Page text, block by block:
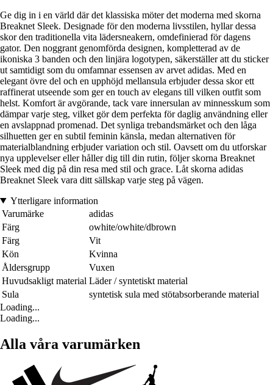
Ge dig in i en värld där det klassiska möter det moderna med skorna
Breaknet Sleek. Designade för den moderna livsstilen, hyllar dessa
skor den traditionella vita lädersneakern, omdefinierad för dagens
gator. Den noggrant genomförda designen, kompletterad av de
ikoniska 3 banden och den linjära logotypen, säkerställer att du sticker
ut samtidigt som du omfamnar essensen av arvet adidas. Med en
elegant övre del och en upphöjd mellansula erbjuder dessa skor ett
raffinerat utseende som ger en touch av elegans till vilken outfit som
helst. Komfort är avgörande, tack vare innersulan av minnesskum som
dämpar varje steg, vilket gör dem perfekta för daglig användning eller
en avslappnad promenad. Det synliga trebandsmärket och den låga
silhuetten ger en subtil feminin känsla, medan alternativen för
materialblandning erbjuder variation och stil. Oavsett om du utforskar
nya upplevelser eller håller dig till din rutin, följer skorna Breaknet
Sleek med dig på din resa med stil och grace. Låt skorna adidas
Breaknet Sleek vara ditt sällskap varje steg på vägen.
Ytterligare information
Varumärke
adidas
Färg
owhite/owhite/dbrown
Färg
Vit
Kön
Kvinna
Åldersgrupp
Vuxen
Huvudsakligt material Läder / syntetiskt material
Sula
syntetisk sula med stötabsorberande material
Loading...
Loading...
Alla våra varumärken